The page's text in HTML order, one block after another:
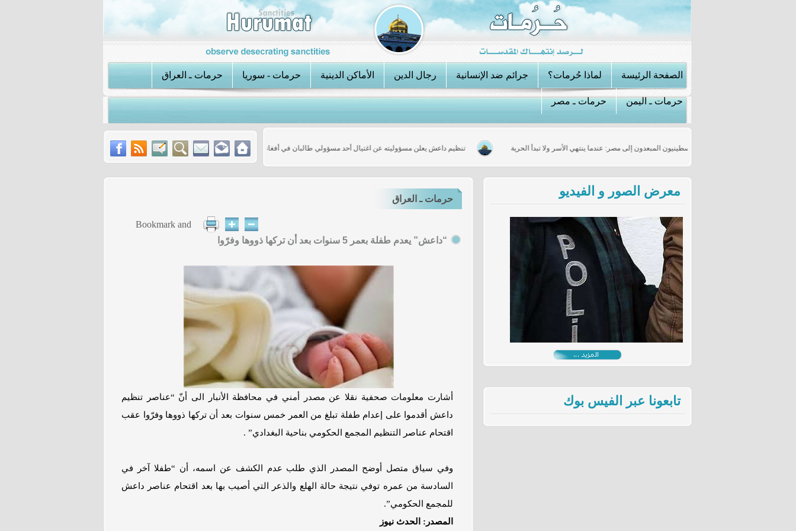
الصفحة الرئيسة لماذا حُرمات؟ جرائم ضد الإنسانية رجال الدين الأماكن الدينية حرمات - سوريا حرمات ـ العراق
حرمات ـ اليمن حرمات ـ مصر
الفلسطينيون المبعدون إلى مصر: عندما ينتهي الأسر ولا تبدأ الحرية تنظيم داعش يعلن مسؤوليته عن اغتيال أحد مسؤولي طالبان في أفغانستان عملية الكواتم تكشف استراتيجية داعش الجديدة في سوريا
حرمات ـ العراق
“داعش” يعدم طفلة بعمر 5 سنوات بعد أن تركها ذووها وفرّوا
أشارت معلومات صحفية نقلا عن مصدر أمني في محافظة الأنبار الى أنّ “عناصر تنظيم
داعش أقدموا على إعدام طفلة تبلغ من العمر خمس سنوات بعد أن تركها ذووها وفرّوا عقب
اقتحام عناصر التنظيم المجمع الحكومي بناحية البغدادي” .
وفي سياق متصل أوضح المصدر الذي طلب عدم الكشف عن اسمه، أن “طفلا آخر في
السادسة من عمره توفي نتيجة حالة الهلع والذعر التي أصيب بها بعد اقتحام عناصر داعش
للمجمع الحكومي”.
المصدر: الحدث نيوز
معرض الصور و الفيديو
تابعونا عبر الفيس بوك